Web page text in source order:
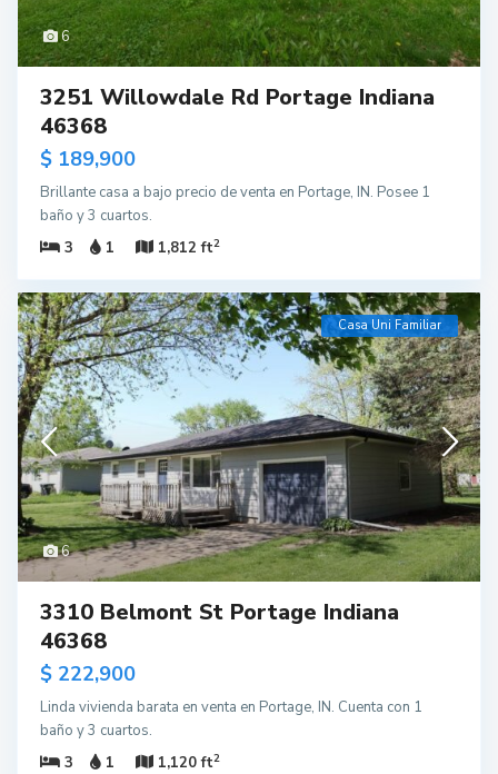
6
3251 Willowdale Rd Portage Indiana
46368
$ 189,900
Brillante casa a bajo precio de venta en Portage, IN. Posee 1
baño y 3 cuartos.
3
1 1,812 ft2
6
Casa Uni Familiar
3310 Belmont St Portage Indiana
46368
$ 222,900
Linda vivienda barata en venta en Portage, IN. Cuenta con 1
baño y 3 cuartos.
3
1 1,120 ft2